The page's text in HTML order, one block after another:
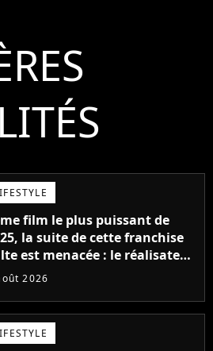
film le plus puissant de
la suite de cette franchise
est menacée : le réalisateur
la porte pour "différends
2026